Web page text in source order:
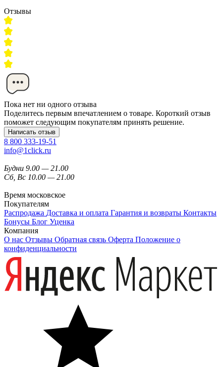
Отзывы
Пока нет ни одного отзыва
Поделитесь первым впечатлением о товаре. Короткий отзыв
поможет следующим покупателям принять решение.
Написать отзыв
8 800 333-19-51
info@1click.ru
Будни 9.00 — 21.00
Сб, Вс 10.00 — 21.00
Время московское
Покупателям
Распродажа Доставка и оплата Гарантия и возвраты Контакты
Бонусы Блог Уценка
Компания
О нас Отзывы Обратная связь Оферта Положение о
конфиденциальности